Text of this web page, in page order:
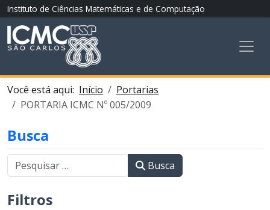
Instituto de Ciências Matemáticas e de Computação
Você está aqui: Início
Portarias
PORTARIA ICMC Nº 005/2009
Busca
Busca
Filtros